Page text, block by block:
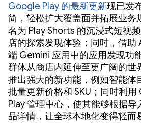
Google Play 的最新更新现已发
简，轻松扩大覆盖面并拓展业务
名为 Play Shorts 的沉浸式短视
店的探索发现体验；同时，借助
端 Gemini 应用中的应用发现功
群体从商店内延伸至更广阔的世
推出强大的新功能，例如智能体
批量更新价格和 SKU；同时利
Play 管理中心，使其能够根据
品详情，让全球本地化变得轻而